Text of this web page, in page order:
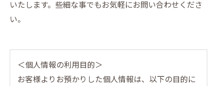
いたします。些細な事でもお気軽にお問い合わせくださ
い。
＜個人情報の利用目的＞
お客様よりお預かりした個人情報は、以下の目的に